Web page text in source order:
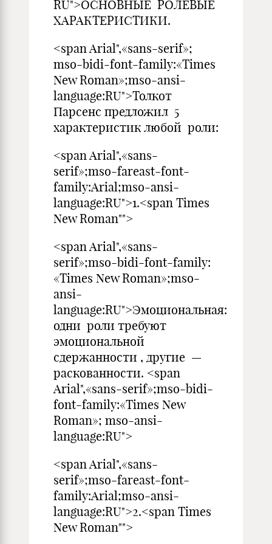
RU">ОСНОВНЫЕ РОЛЕВЫЕ
ХАРАКТЕРИСТИКИ.
<span Arial",«sans-serif»;
mso-bidi-font-family:«Times
New Roman»;mso-ansi-
language:RU">Толкот
Парсенс предложил 5
характеристик любой роли:
<span Arial",«sans-
serif»;mso-fareast-font-
family:Arial;mso-ansi-
language:RU">1.<span Times
New Roman"">
<span Arial",«sans-
serif»;mso-bidi-font-family:
«Times New Roman»;mso-
ansi-
language:RU">Эмоциональная:
одни роли требуют
эмоциональной
сдержанности , другие —
раскованности. <span
Arial",«sans-serif»;mso-bidi-
font-family:«Times New
Roman»; mso-ansi-
language:RU">
<span Arial",«sans-
serif»;mso-fareast-font-
family:Arial;mso-ansi-
language:RU">2.<span Times
New Roman"">